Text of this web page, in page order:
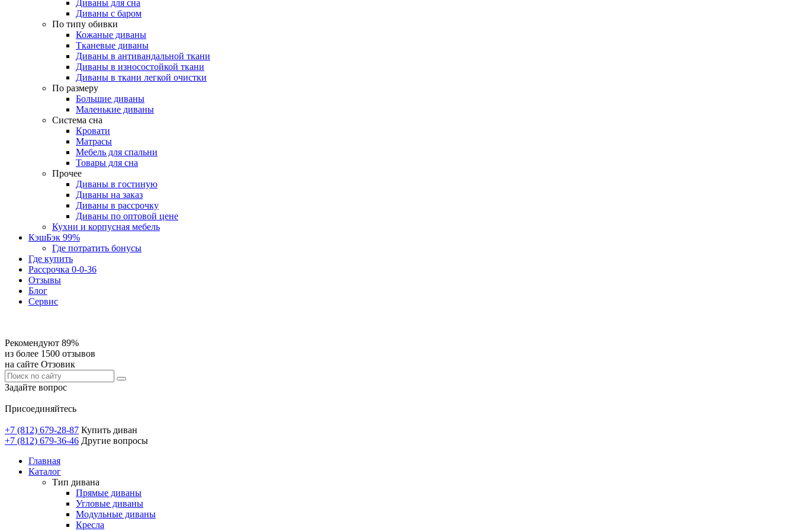
Диваны для сна
Диваны с баром
По типу обивки
Кожаные диваны
Тканевые диваны
Диваны в антивандальной ткани
Диваны в износостойкой ткани
Диваны в ткани легкой очистки
По размеру
Большие диваны
Маленькие диваны
Система сна
Кровати
Матрасы
Мебель для спальни
Товары для сна
Прочее
Диваны в гостиную
Диваны на заказ
Диваны в рассрочку
Диваны по оптовой цене
Кухни и корпусная мебель
КэшБэк 99%
Где потратить бонусы
Где купить
Рассрочка 0-0-36
Отзывы
Блог
Сервис
Рекомендуют 89%
из более 1500 отзывов
на сайте Отзовик
Задайте вопрос
Присоединяйтесь
+7 (812) 679-28-87 Купить диван
+7 (812) 679-36-46 Другие вопросы
Главная
Каталог
Тип дивана
Прямые диваны
Угловые диваны
Модульные диваны
Кресла